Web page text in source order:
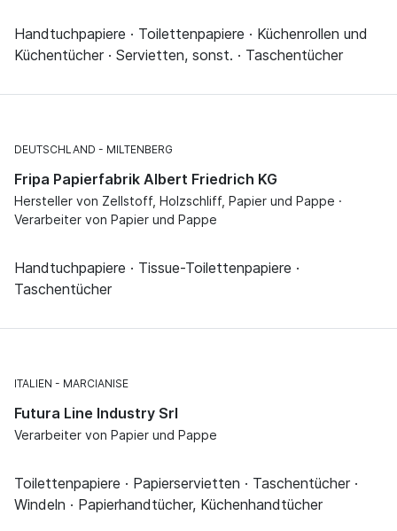
Handtuchpapiere · Toilettenpapiere · Küchenrollen und
Küchentücher · Servietten, sonst. · Taschentücher
DEUTSCHLAND MILTENBERG
Fripa Papierfabrik Albert Friedrich KG
Hersteller von Zellstoff, Holzschliff, Papier und Pappe ·
Verarbeiter von Papier und Pappe
Handtuchpapiere · Tissue-Toilettenpapiere ·
Taschentücher
ITALIEN MARCIANISE
Futura Line Industry Srl
Verarbeiter von Papier und Pappe
Toilettenpapiere · Papierservietten · Taschentücher ·
Windeln · Papierhandtücher, Küchenhandtücher